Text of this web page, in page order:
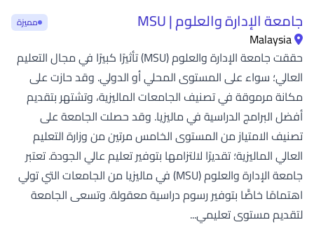
جامعة الإدارة والعلوم | MSU مميزة
Malaysia
حققت جامعة الإدارة والعلوم (MSU) تأثيرًا كبيرًا في مجال التعليم
العالي؛ سواء على المستوى المحلي أو الدولي. وقد حازت على
مكانة مرموقة في تصنيف الجامعات الماليزية، وتشتهر بتقديم
أفضل البرامج الدراسية في ماليزيا. وقد حصلت الجامعة على
تصنيف الامتياز من المستوى الخامس مرتين من وزارة التعليم
العالي الماليزية؛ تقديرًا لالتزامها بتوفير تعليم عالي الجودة. تعتبر
جامعة الإدارة والعلوم (MSU) في ماليزيا من الجامعات التي تولي
اهتمامًا خاصًّا بتوفير رسوم دراسية معقولة. وتسعى الجامعة
لتقديم مستوى تعليمي...